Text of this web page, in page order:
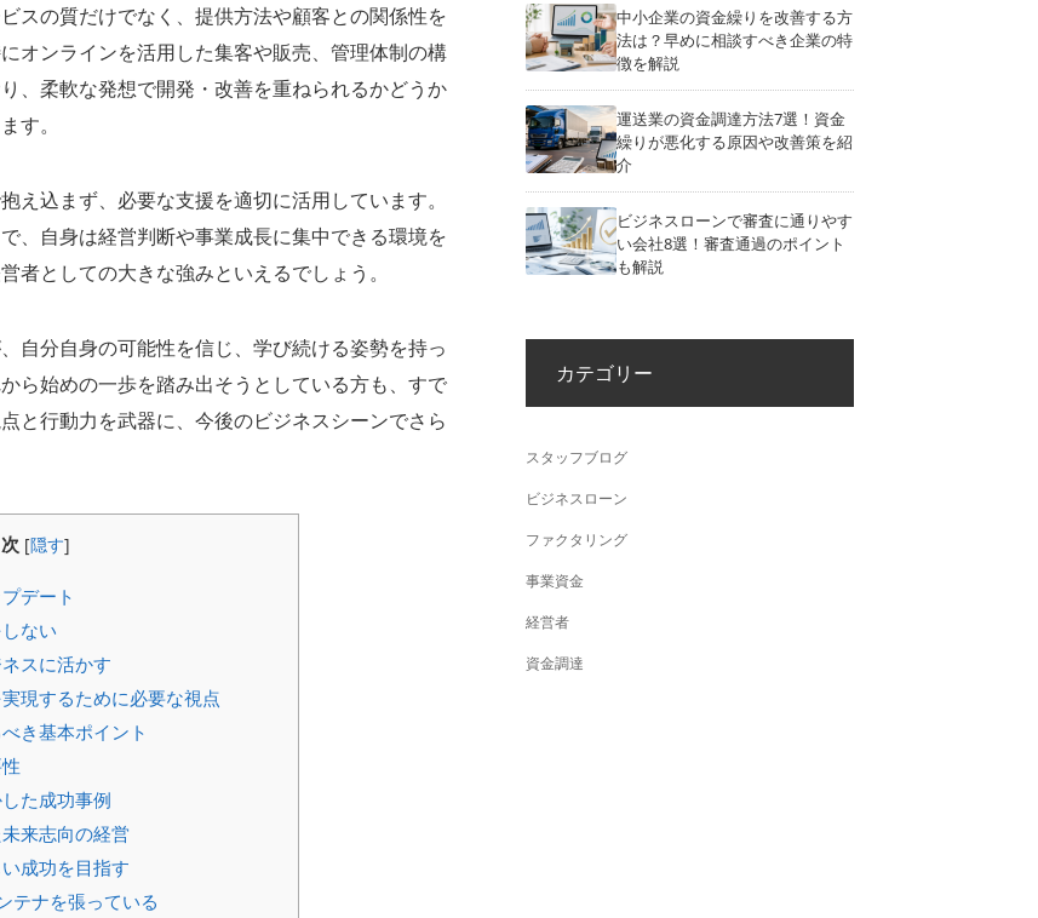
スの質だけでなく、提供方法や顧客との関係性を
オンラインを活用した集客や販売、管理体制の構
、柔軟な発想で開発・改善を重ねられるかどうか
す。
え込まず、必要な支援を適切に活用しています。
、自身は経営判断や事業成長に集中できる環境を
者としての大きな強みといえるでしょう。
自分自身の可能性を信じ、学び続ける姿勢を持っ
ら始めの一歩を踏み出そうとしている方も、すで
と行動力を武器に、今後のビジネスシーンでさら
[隠す]
デート
ない
スに活かす
現するために必要な視点
き基本ポイント
た成功事例
来志向の経営
成功を目指す
テナを張っている
中小企業の資金繰りを改善する方
法は？早めに相談すべき企業の特
徴を解説
運送業の資金調達方法7選！資金
繰りが悪化する原因や改善策を紹
介
ビジネスローンで審査に通りやす
い会社8選！審査通過のポイント
も解説
カテゴリー
スタッフブログ
ビジネスローン
ファクタリング
事業資金
経営者
資金調達